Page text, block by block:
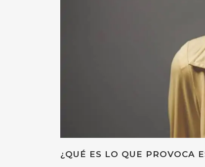
¿QUÉ ES LO QUE PROVOCA